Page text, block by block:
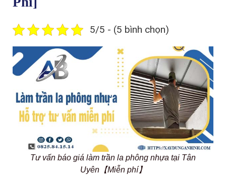
5/5 - (5 bình chọn)
Tư vấn báo giá làm trần la phông nhựa tại Tân
Uyên【Miễn phí】